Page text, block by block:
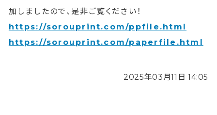
加しましたので、是非ご覧ください！
https://sorouprint.com/ppfile.html
https://sorouprint.com/paperfile.html
2025年03月11日 14:05